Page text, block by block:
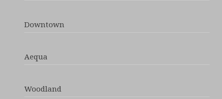
Downtown
Aequa
Woodland